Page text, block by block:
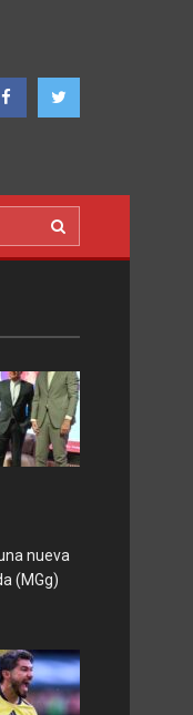
nueva
(MGg)